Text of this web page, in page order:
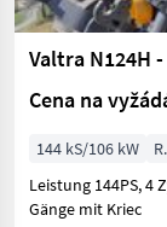
Valtra N124H
Cena na
144 kS/106 kW
Leistung 144PS, 4
Gänge mit Kriec